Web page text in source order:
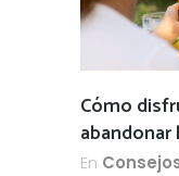
Cómo
En